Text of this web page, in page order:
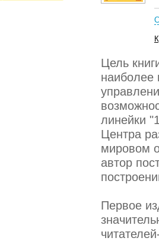
Цель
наиболее
линейки
Центра
мировом
автор
Первое